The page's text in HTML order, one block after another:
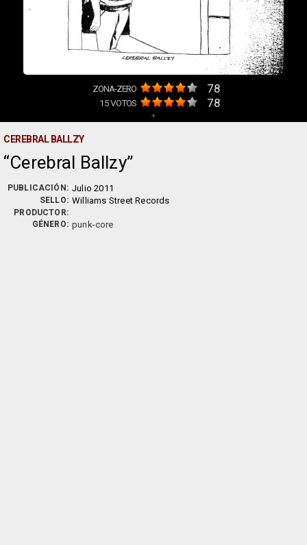
ZONA-ZERO 78
15VOTOS 78
+
CEREBRAL BALLZY
Cerebral Ballzy
PUBLICACIÓN: Julio 2011
SELLO: Williams Street Records
PRODUCTOR:
GÉNERO: punk-core